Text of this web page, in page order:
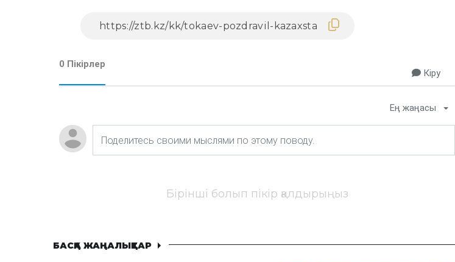
0 Пікірлер
Кіру
Ең жаңасы
Бірінші болып пікір қалдырыңыз
БАСҚА ЖАҢАЛЫҚТАР